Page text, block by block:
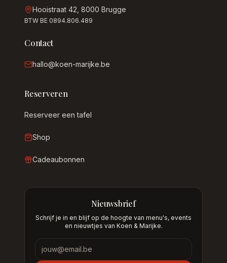
Hooistraat 42, 8000 Brugge
BTW BE 0894.806.489
Contact
hallo@koen-marijke.be
Reserveren
Reserveer een tafel
Shop
Cadeaubonnen
Nieuwsbrief
Schrijf je in en blijf op de hoogte van menu's, events
en nieuwtjes van Koen & Marijke.
Nieuwsbrief